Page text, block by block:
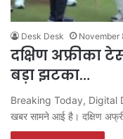
Desk Desk November
दक्षिण अफ्रीका
बड़ा झटका…
Breaking Today, Digital
खबर सामने आई है। दक्षिण